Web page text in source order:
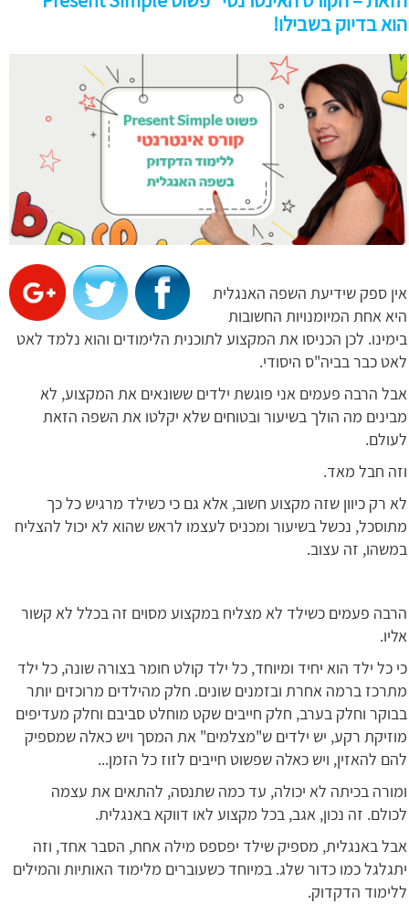
הוא בדיוק בשבילו!
אין ספק שידיעת השפה האנגלית
היא אחת המיומנויות החשובות
בימינו. לכן הכניסו את המקצוע לתוכנית הלימודים והוא נלמד לאט
לאט כבר בביה"ס היסודי.
אבל הרבה פעמים אני פוגשת ילדים ששונאים את המקצוע, לא
מבינים מה הולך בשיעור ובטוחים שלא יקלטו את השפה הזאת
לעולם.
וזה חבל מאד.
לא רק כיוון שזה מקצוע חשוב, אלא גם כי כשילד מרגיש כל כך
מתוסכל, נכשל בשיעור ומכניס לעצמו לראש שהוא לא יכול להצליח
במשהו, זה עצוב.
הרבה פעמים כשילד לא מצליח במקצוע מסוים זה בכלל לא קשור
אליו.
כי כל ילד הוא יחיד ומיוחד, כל ילד קולט חומר בצורה שונה, כל ילד
מתרכז ברמה אחרת ובזמנים שונים. חלק מהילדים מרוכזים יותר
בבוקר וחלק בערב, חלק חייבים שקט מוחלט סביבם וחלק מעדיפים
מוזיקת רקע, יש ילדים ש"מצלמים" את המסך ויש כאלה שמספיק
להם להאזין, ויש כאלה שפשוט חייבים לזוז כל הזמן...
ומורה בכיתה לא יכולה, עד כמה שתנסה, להתאים את עצמה
לכולם. זה נכון, אגב, בכל מקצוע לאו דווקא באנגלית.
אבל באנגלית, מספיק שילד יפספס מילה אחת, הסבר אחד, וזה
יתגלגל כמו כדור שלג. במיוחד כשעוברים מלימוד האותיות והמילים
ללימוד הדקדוק.